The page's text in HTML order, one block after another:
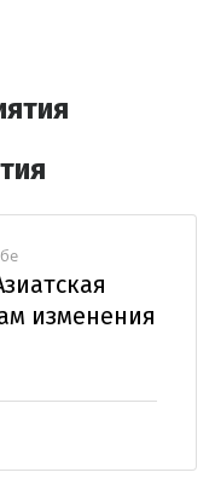
изменения